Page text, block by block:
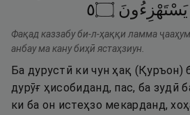
يَسْتَهْزِءُونَ ۝٥
Фақад каззабу би-л-ҳаққи ламма
анбау ма кану биҳӣ ястаҳзиун.
Ба дурустӣ ки чун ҳақ (Қуръон)
дурӯғ ҳисобиданд, пас, ба зудӣ
ки ба он истеҳзо мекарданд,